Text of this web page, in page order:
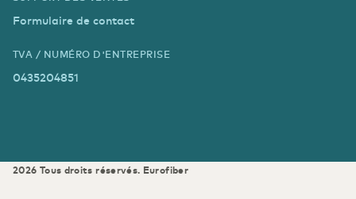
Formulaire de contact
TVA / NUMÉRO D'ENTREPRISE
0435204851
2026 Tous droits réservés. Eurofiber